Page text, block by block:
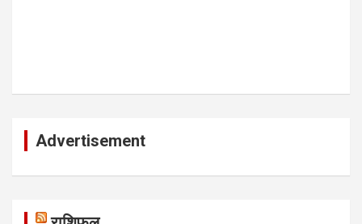
Advertisement